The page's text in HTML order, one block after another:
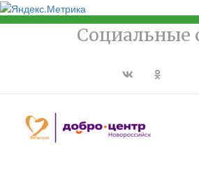
Социальные